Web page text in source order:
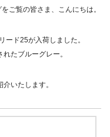
ご覧の皆さま、こんにちは。
ード25が入荷しました。
たブルーグレー。
いたします。